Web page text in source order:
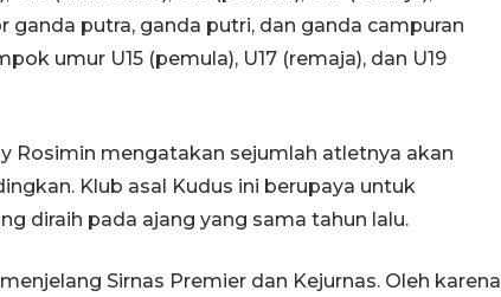
ganda putra, ganda putri, dan ganda campuran
umur U15 (pemula), U17 (remaja), dan U19
Rosimin mengatakan sejumlah atletnya akan
Klub asal Kudus ini berupaya untuk
diraih pada ajang yang sama tahun lalu.
Sirnas Premier dan Kejurnas. Oleh karena